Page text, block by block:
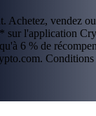
Achetez, vendez
sur l'application
6 % de
Conditions